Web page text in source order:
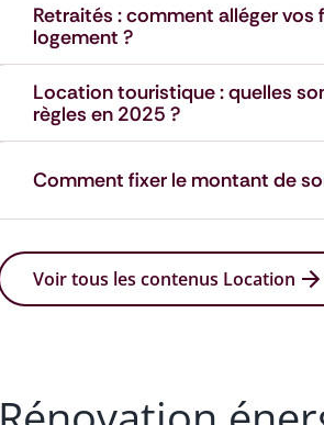
Retraités : comment alléger vos
logement ?
Location touristique : quelles
règles en 2025 ?
Comment fixer le montant de
Voir tous les contenus Location